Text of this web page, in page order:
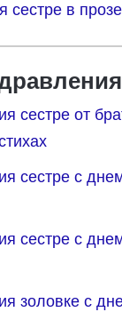
сестре в прозе
сестре от
сестре с
сестре с
золовке с